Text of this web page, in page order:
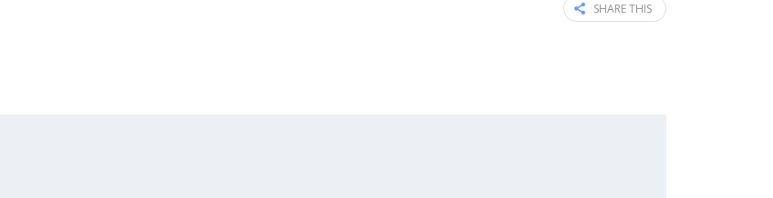
SHARE THIS